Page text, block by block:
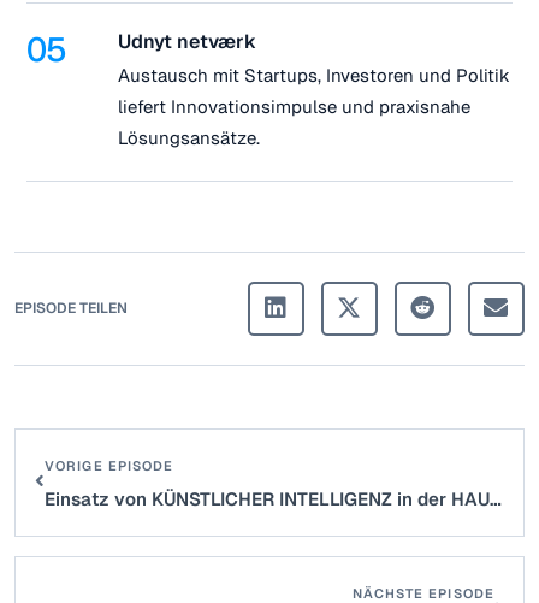
05 Udnyt netværk
Austausch mit Startups, Investoren und Politik
liefert Innovationsimpulse und praxisnahe
Lösungsansätze.
EPISODE TEILEN
VORIGE EPISODE
Einsatz von KÜNSTLICHER INTELLIGENZ in der HAUPTVERSAMMLUNG & INVESTOR RELATION – Sascha Böhr (nuwacom)
NÄCHSTE EPISODE